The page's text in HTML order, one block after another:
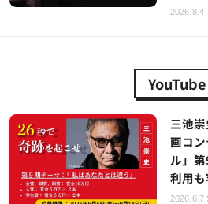
2026.8.4
YouTube
三池
画コ
ル」
利用
2026.6.7